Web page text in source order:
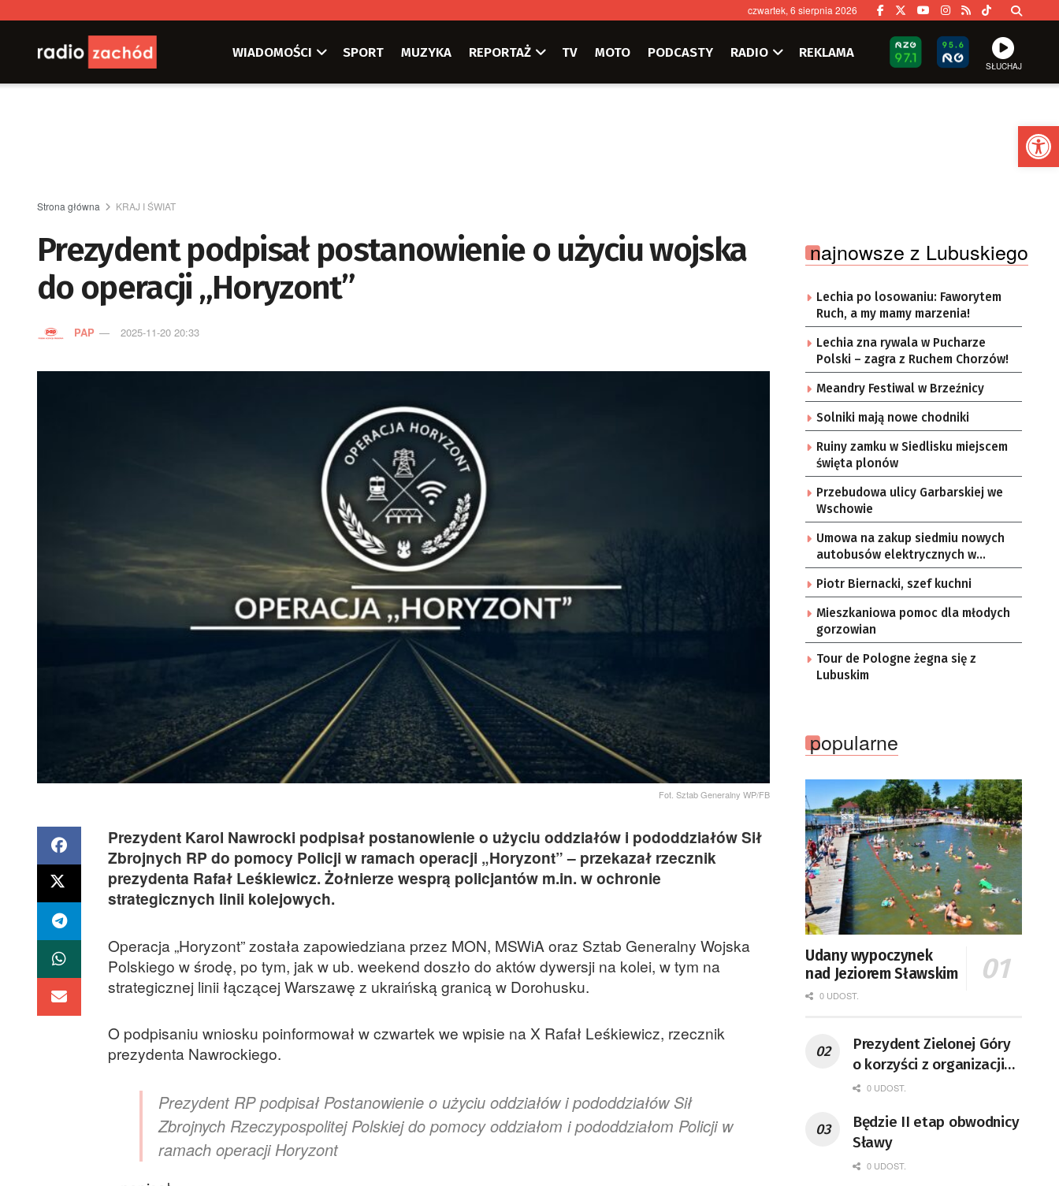
czwartek, 6 sierpnia 2026
WIADOMOŚCI SPORT MUZYKA REPORTAŻ TV MOTO PODCASTY RADIO REKLAMA
SŁUCHAJ
Strona główna KRAJ I ŚWIAT
Prezydent podpisał postanowienie o użyciu wojska
do operacji „Horyzont”
PAP 2025-11-20 20:33
Fot. Sztab Generalny WP/FB
Prezydent Karol Nawrocki podpisał postanowienie o użyciu oddziałów i pododdziałów Sił
Zbrojnych RP do pomocy Policji w ramach operacji „Horyzont” – przekazał rzecznik
prezydenta Rafał Leśkiewicz. Żołnierze wesprą policjantów m.in. w ochronie
strategicznych linii kolejowych.
Operacja „Horyzont” została zapowiedziana przez MON, MSWiA oraz Sztab Generalny Wojska
Polskiego w środę, po tym, jak w ub. weekend doszło do aktów dywersji na kolei, w tym na
strategicznej linii łączącej Warszawę z ukraińską granicą w Dorohusku.
O podpisaniu wniosku poinformował w czwartek we wpisie na X Rafał Leśkiewicz, rzecznik
prezydenta Nawrockiego.
Prezydent RP podpisał Postanowienie o użyciu oddziałów i pododdziałów Sił
Zbrojnych Rzeczypospolitej Polskiej do pomocy oddziałom i pododdziałom Policji w
ramach operacji Horyzont
najnowsze z Lubuskiego
Lechia po losowaniu: Faworytem
Ruch, a my mamy marzenia!
Lechia zna rywala w Pucharze
Polski – zagra z Ruchem Chorzów!
Meandry Festiwal w Brzeźnicy
Solniki mają nowe chodniki
Ruiny zamku w Siedlisku miejscem
święta plonów
Przebudowa ulicy Garbarskiej we
Wschowie
Umowa na zakup siedmiu nowych
autobusów elektrycznych w
Zielonej Górze
Piotr Biernacki, szef kuchni
Mieszkaniowa pomoc dla młodych
gorzowian
Tour de Pologne żegna się z
Lubuskim
popularne
Udany wypoczynek
nad Jeziorem Sławskim
0 UDOST.
Prezydent Zielonej Góry
o korzyści z organizacji
mety Tour de Pologne
0 UDOST.
Będzie II etap obwodnicy
Sławy
0 UDOST.